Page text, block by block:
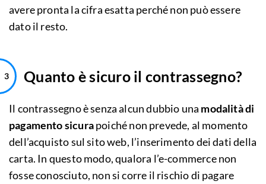
avere pronta la cifra esatta perché non può essere
dato il resto.
Quanto è sicuro il contrassegno?
Il contrassegno è senza alcun dubbio una modalità di
pagamento sicurapoiché non prevede, al momento
dell’acquisto sul sito web, l’inserimento dei dati della
carta. In questo modo, qualora l’e-commerce non
fosse conosciuto, non si corre il rischio di pagare